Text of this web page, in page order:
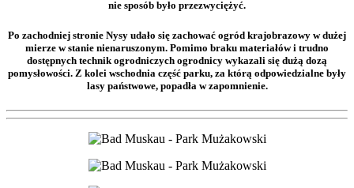
nie sposób było przezwyciężyć.
Po zachodniej stronie Nysy udało się zachować ogród krajobrazowy w dużej
mierze w stanie nienaruszonym. Pomimo braku materiałów i trudno
dostępnych technik ogrodniczych ogrodnicy wykazali się dużą dozą
pomysłowości. Z kolei wschodnia część parku, za którą odpowiedzialne były
lasy państwowe, popadła w zapomnienie.